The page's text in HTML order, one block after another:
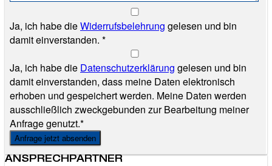
Ja, ich habe dieWiderrufsbelehrung gelesen und bin
damit einverstanden. *
Ja, ich habe die Datenschutzerklärung gelesen und bin
damit einverstanden, dass meine Daten elektronisch
erhoben und gespeichert werden. Meine Daten werden
ausschließlich zweckgebunden zur Bearbeitung meiner
Anfrage genutzt.*
Anfrage jetzt absenden
ANSPRECHPARTNER